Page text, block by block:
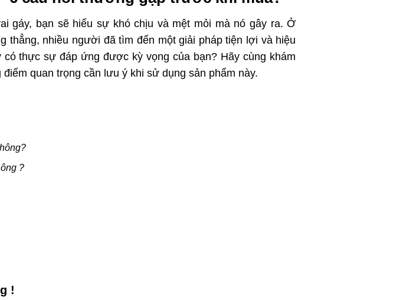
gáy, bạn sẽ hiểu sự khó chịu và mệt mỏi mà nó gây ra. Ở
thẳng, nhiều người đã tìm đến một giải pháp tiện lợi và hiệu
thực sự đáp ứng được kỳ vọng của bạn? Hãy cùng khám
quan trọng cần lưu ý khi sử dụng sản phẩm này.
?
!